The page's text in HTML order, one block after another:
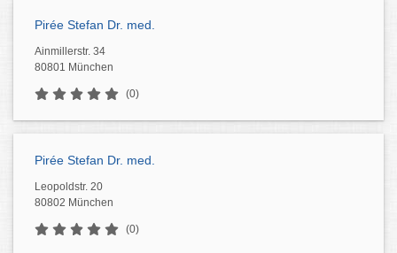
Pirée Stefan Dr. med.
Ainmillerstr. 34
80801 München
(0)
Pirée Stefan Dr. med.
Leopoldstr. 20
80802 München
(0)